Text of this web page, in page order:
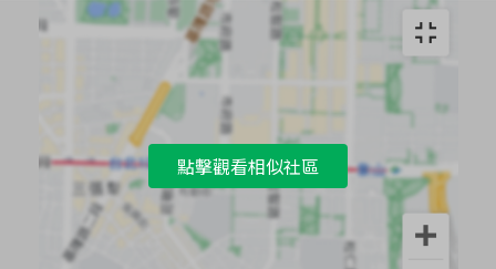
點擊觀看相似社區